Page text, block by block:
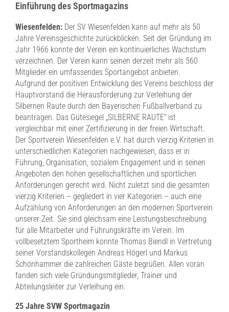
Einführung des Sportmagazins
Wiesenfelden: Der SV Wiesenfelden kann auf mehr als 50
Jahre Vereinsgeschichte zurückblicken. Seit der Gründung im
Jahr 1966 konnte der Verein ein kontinuierliches Wachstum
verzeichnen. Der Verein kann seinen derzeit mehr als 560
Mitglieder ein umfassendes Sportangebot anbieten.
Aufgrund der positiven Entwicklung des Vereins beschloss der
Hauptvorstand die Herausforderung zur Verleihung der
Silbernen Raute durch den Bayerischen Fußballverband zu
beantragen. Das Gütesiegel „SILBERNE RAUTE“ ist
vergleichbar mit einer Zertifizierung in der freien Wirtschaft.
Der Sportverein Wiesenfelden e.V. hat durch vierzig Kriterien in
unterschiedlichen Kategorien nachgewiesen, dass er in
Führung, Organisation, sozialem Engagement und in seinen
Angeboten den hohen gesellschaftlichen und sportlichen
Anforderungen gerecht wird. Nicht zuletzt sind die gesamten
vierzig Kriterien – gegliedert in vier Kategorien – auch eine
Aufzählung von Anforderungen an den modernen Sportverein
unserer Zeit. Sie sind gleichsam eine Leistungsbeschreibung
für alle Mitarbeiter und Führungskräfte im Verein. Im
vollbesetztem Sportheim konnte Thomas Biendl in Vertretung
seiner Vorstandskollegen Andreas Högerl und Markus
Schönhammer die zahlreichen Gäste begrüßen. Allen voran
fanden sich viele Gründungsmitglieder, Trainer und
Abteilungsleiter zur Verleihung ein.
25 Jahre SVW Sportmagazin